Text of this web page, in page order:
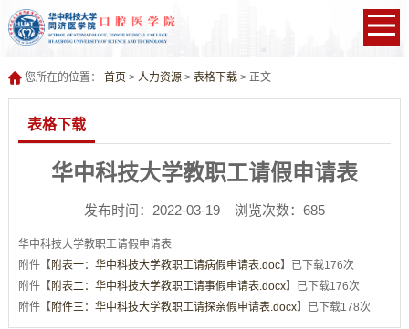
您所在的位置： 首页 > 人力资源> 表格下载> 正文
表格下载
华中科技大学教职工请假申请表
发布时间：2022-03-19 浏览次数： 685
华中科技大学教职工请假申请表
附件【 附表一：华中科技大学教职工请病假申请表.doc】已下载176次
附件【 附表二：华中科技大学教职工请事假申请表.docx】已下载176次
附件【 附件三：华中科技大学教职工请探亲假申请表.docx】已下载178次